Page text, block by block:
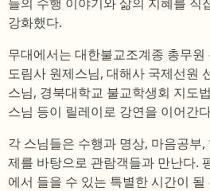
강화했다.
무대에서는 대한불교조계종 총무
도림사 원제스님, 대해사 국제선원
스님, 경북대학교 불교학생회 지도
스님 등이 릴레이로 강연을 이어간
각 스님들은 수행과 명상, 마음공부
제를 바탕으로 관람객들과 만난다.
에서 들을 수 있는 특별한 시간이